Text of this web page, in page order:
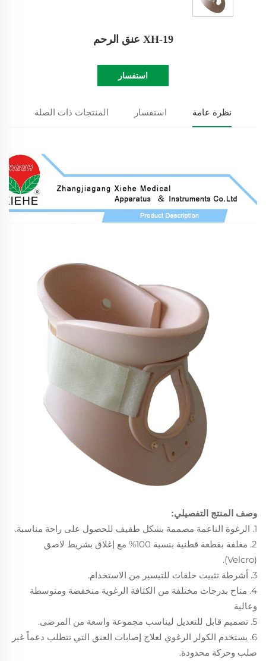
XH-19 عنق الرحم
استفسار
نظرة عامة استفسار المنتجات ذات الصلة
وصف المنتج التفصيلي:
1. الرغوة الناعمة مصممة بشكل طفيف للحصول على راحة مناسبة.
2. مغلفة بقطعة قطنية بنسبة 100% مع إغلاق بشريط لاصق
(Velcro).
3. أشرطة تثبيت حلقات للتيسير من الاستخدام.
4. متاح بدرجات مختلفة من الكثافة الرغوية منخفضة ومتوسطة
وعالية
5. تصميم قابل للتعديل ليناسب مجموعة واسعة من المرضى.
6. يستخدم الكولر الرغوي لعلاج إصابات العنق التي تتطلب دعماً غير
صلب وحركة محدودة.